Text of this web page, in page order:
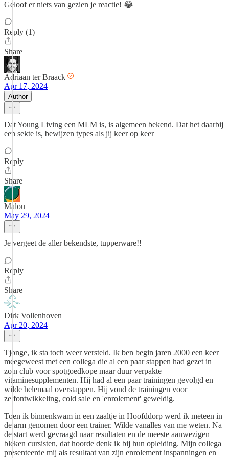
Geloof er niets van gezien je reactie! 😂
Reply (1)
Share
Adriaan ter Braack
Apr 17, 2024
Author
Dat Young Living een MLM is, is algemeen bekend. Dat het daarbij
een sekte is, bewijzen types als jij keer op keer
Reply
Share
Malou
May 29, 2024
Je vergeet de aller bekendste, tupperware!!
Reply
Share
Dirk Vollenhoven
Apr 20, 2024
Tjonge, ik sta toch weer versteld. Ik ben begin jaren 2000 een keer
meegeweest met een collega die al een paar stappen had gezet in
zo'n club voor spotgoedkope maar duur verpakte
vitaminesupplementen. Hij had al een paar trainingen gevolgd en
wilde helemaal overstappen. Hij vond de trainingen voor
zelfontwikkeling, cold sale en 'enrolement' geweldig.
Toen ik binnenkwam in een zaaltje in Hoofddorp werd ik meteen in
de arm genomen door een trainer. Wilde vanalles van me weten. Na
de start werd gevraagd naar resultaten en de meeste aanwezigen
bleken cursisten, dat hoorde denk ik bij hun opleiding. Mijn collega
presenteerde mij als resultaat van zijn enrolement inspanningen en